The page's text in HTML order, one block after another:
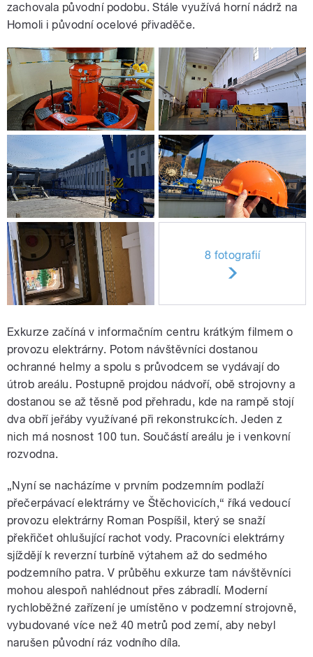
zachovala původní podobu. Stále využívá horní nádrž na
Homoli i původní ocelové přivaděče.
8 fotografií
Exkurze začíná v informačním centru krátkým filmem o
provozu elektrárny. Potom návštěvníci dostanou
ochranné helmy a spolu s průvodcem se vydávají do
útrob areálu. Postupně projdou nádvoří, obě strojovny a
dostanou se až těsně pod přehradu, kde na rampě stojí
dva obří jeřáby využívané při rekonstrukcích. Jeden z
nich má nosnost 100 tun. Součástí areálu je i venkovní
rozvodna.
„Nyní se nacházíme v prvním podzemním podlaží
přečerpávací elektrárny ve Štěchovicích,“ říká vedoucí
provozu elektrárny Roman Pospíšil, který se snaží
překřičet ohlušující rachot vody. Pracovníci elektrárny
sjíždějí k reverzní turbíně výtahem až do sedmého
podzemního patra. V průběhu exkurze tam návštěvníci
mohou alespoň nahlédnout přes zábradlí. Moderní
rychloběžné zařízení je umístěno v podzemní strojovně,
vybudované více než 40 metrů pod zemí, aby nebyl
narušen původní ráz vodního díla.